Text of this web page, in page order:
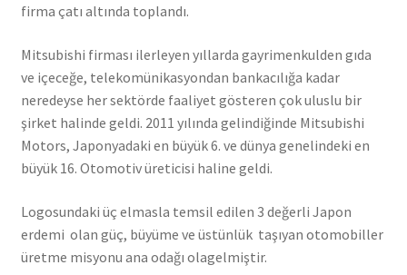
firma çatı altında toplandı.
Mitsubishi firması ilerleyen yıllarda gayrimenkulden gıda
ve içeceğe, telekomünikasyondan bankacılığa kadar
neredeyse her sektörde faaliyet gösteren çok uluslu bir
şirket halinde geldi. 2011 yılında gelindiğinde Mitsubishi
Motors, Japonyadaki en büyük 6. ve dünya genelindeki en
büyük 16. Otomotiv üreticisi haline geldi.
Logosundaki üç elmasla temsil edilen 3 değerli Japon
erdemi olan güç, büyüme ve üstünlük taşıyan otomobiller
üretme misyonu ana odağı olagelmiştir.